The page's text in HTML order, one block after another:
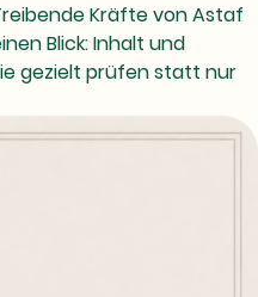
Kräfte von Astaf
Blick: Inhalt und
gezielt prüfen statt nur